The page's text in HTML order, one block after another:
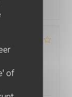
of
/ Prijs